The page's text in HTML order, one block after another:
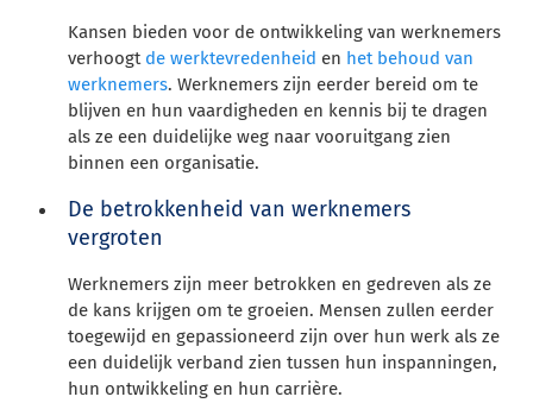
Kansen bieden voor de ontwikkeling van werknemers
verhoogt de werktevredenheid en het behoud van
werknemers. Werknemers zijn eerder bereid om te
blijven en hun vaardigheden en kennis bij te dragen
als ze een duidelijke weg naar vooruitgang zien
binnen een organisatie.
De betrokkenheid van werknemers
vergroten
Werknemers zijn meer betrokken en gedreven als ze
de kans krijgen om te groeien. Mensen zullen eerder
toegewijd en gepassioneerd zijn over hun werk als ze
een duidelijk verband zien tussen hun inspanningen,
hun ontwikkeling en hun carrière.